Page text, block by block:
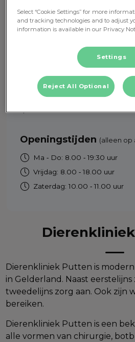
24 uur per dag
dagen in de week
0341 ‑ 353 451
info@dierenkliniekputten.nl
Openingstijden (alleen op
Ma ‑ Do: 8.00 ‑ 19:30 uur
Vrijdag: 8.00 ‑ 18.00 uur
Zaterdag: 10.00 ‑ 11.00 uur
Dierenkliniek Putten is
in Gelderland. Naast
tweedelijns zorg aan. Ook zijn
bereiken.
Dierenkliniek Putten is een
alle vormen van chirurgie,
Select “Cookie Settings” for more
and tracking technologies and to adjust
information is available in our Privacy
Settings
Reject All Optional